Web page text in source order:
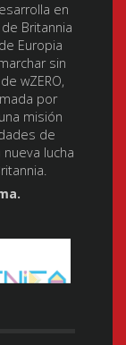
en
Britannia
Europia
sin
wZERO,
por
misión
de
lucha